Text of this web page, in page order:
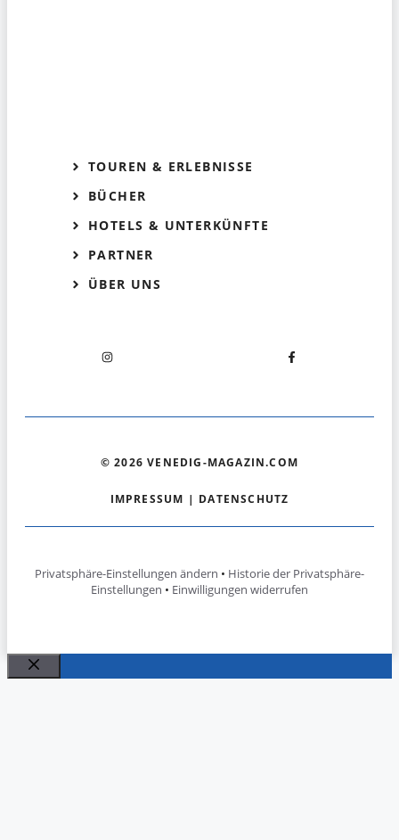
TOUREN & ERLEBNISSE
BÜCHER
HOTELS & UNTERKÜNFTE
PARTNER
ÜBER UNS
© 2026 VENEDIG-MAGAZIN.COM
IMPRESSUM | DATENSCHUTZ
Privatsphäre-Einstellungen ändern • Historie der Privatsphäre-
Einstellungen • Einwilligungen widerrufen
Schließen